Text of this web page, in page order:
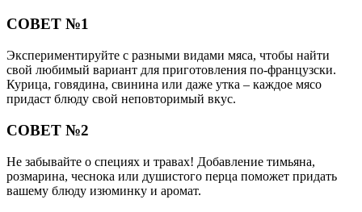
СОВЕТ №1
Экспериментируйте с разными видами мяса, чтобы найти
свой любимый вариант для приготовления по-французски.
Курица, говядина, свинина или даже утка – каждое мясо
придаст блюду свой неповторимый вкус.
СОВЕТ №2
Не забывайте о специях и травах! Добавление тимьяна,
розмарина, чеснока или душистого перца поможет придать
вашему блюду изюминку и аромат.